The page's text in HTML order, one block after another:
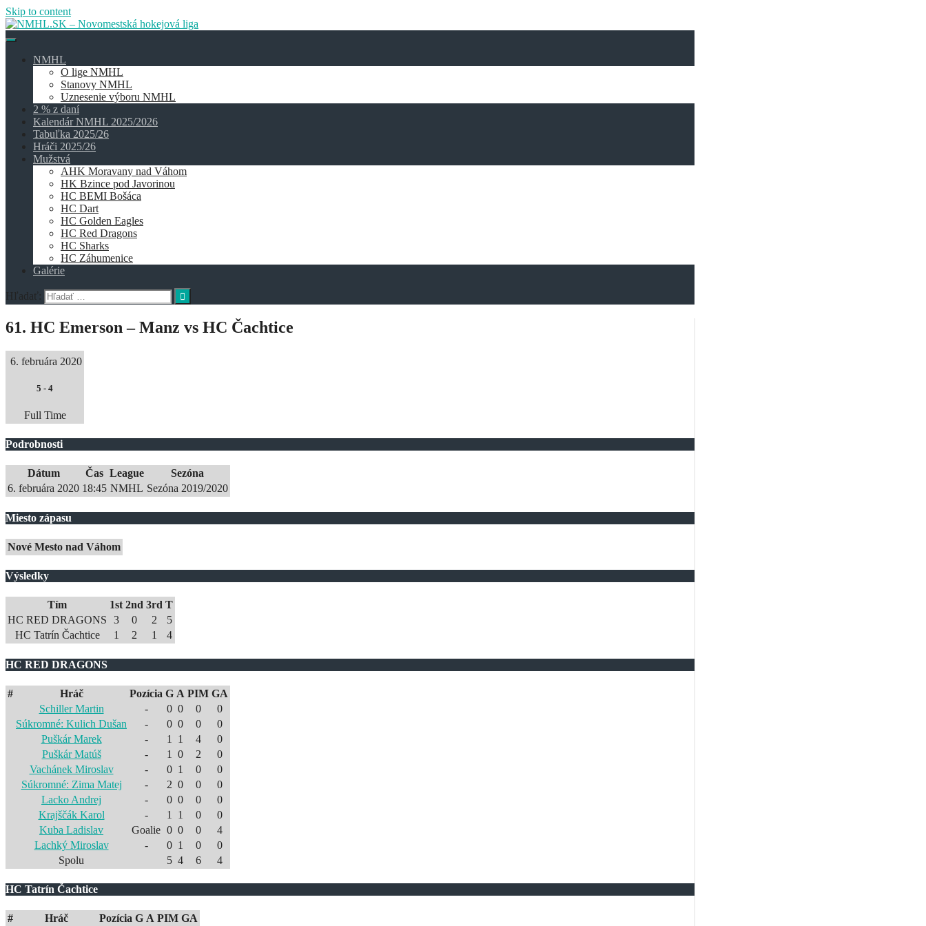
Skip to content
NMHL
O lige NMHL
Stanovy NMHL
Uznesenie výboru NMHL
2 % z daní
Kalendár NMHL 2025/2026
Tabuľka 2025/26
Hráči 2025/26
Mužstvá
AHK Moravany nad Váhom
HK Bzince pod Javorinou
HC BEMI Bošáca
HC Dart
HC Golden Eagles
HC Red Dragons
HC Sharks
HC Záhumenice
Galérie
Hľadať:
61. HC Emerson – Manz vs HC Čachtice
6. februára 2020
5 - 4
Full Time
Podrobnosti
Dátum Čas League
Sezóna
6. februára 2020 18:45 NMHL Sezóna 2019/2020
Miesto zápasu
Nové Mesto nad Váhom
Výsledky
Tím 1st 2nd 3rd T
HC RED DRAGONS
3 0 2
5
HC Tatrín Čachtice
1 2 1 4
HC RED DRAGONS
# Hráč Pozícia G A PIM GA
Schiller Martin
- 0 0 0
0
Súkromné: Kulich Dušan
- 0 0 0
0
Puškár Marek
- 1 1 4
0
Puškár Matúš
- 1 0 2
0
Vachánek Miroslav
- 0 1 0
0
Súkromné: Zima Matej
- 2 0 0
0
Lacko Andrej
- 0 0 0
0
Krajščák Karol
- 1 1 0
0
Kuba Ladislav
Goalie 0 0 0
4
Lachký Miroslav
- 0 1 0
0
Spolu
5 4 6 4
HC Tatrín Čachtice
# Hráč Pozícia G A PIM GA